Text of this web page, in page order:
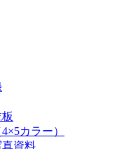
カラー）
資料